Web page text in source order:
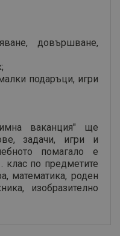
довършване,
подаръци, игри
ваканция" ще
задачи, игри и
помагало е
клас по предметите
математика, роден
изобразително